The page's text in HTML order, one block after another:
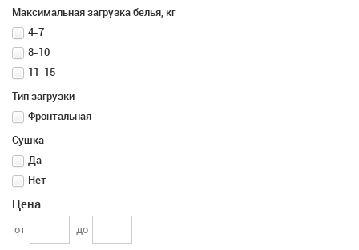
Максимальная загрузка белья, кг
4-7
8-10
11-15
Тип загрузки
Фронтальная
Сушка
Да
Нет
Цена
от до